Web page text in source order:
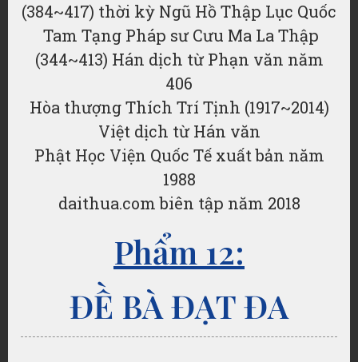
(384~417) thời kỳ Ngũ Hồ Thập Lục Quốc
Tam Tạng Pháp sư Cưu Ma La Thập
(344~413) Hán dịch từ Phạn văn năm
406
Hòa thượng Thích Trí Tịnh (1917~2014)
Việt dịch từ Hán văn
Phật Học Viện Quốc Tế xuất bản năm
1988
daithua.com biên tập năm 2018
Phẩm 12:
ĐỀ BÀ ĐẠT ĐA